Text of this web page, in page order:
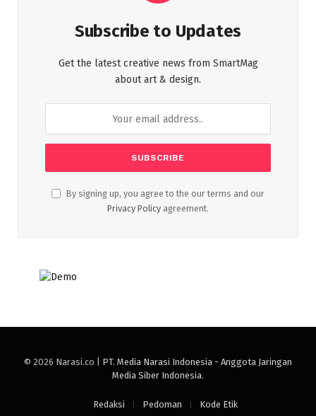
Subscribe to Updates
Get the latest creative news from SmartMag
about art & design.
By signing up, you agree to the our terms and our
Privacy Policy agreement.
© 2026 Narasi.co | PT. Media Narasi Indonesia - Anggota Jaringan
Media Siber Indonesia.
Redaksi Pedoman Kode Etik